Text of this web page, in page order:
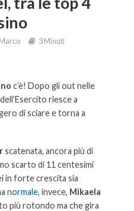
3 Minuti
c’è! Dopo gli out nelle
riesce a
di sciare e torna a
scatenata, ancora più di
scarto di 11 centesimi
in forte crescita sia
normale, invece, Mikaela
più rotondo ma che gira